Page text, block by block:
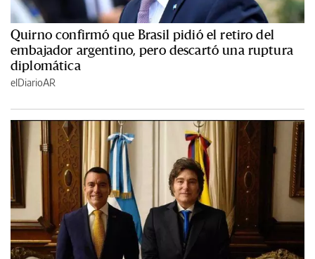
Quirno confirmó que Brasil pidió el retiro del
embajador argentino, pero descartó una ruptura
diplomática
elDiarioAR